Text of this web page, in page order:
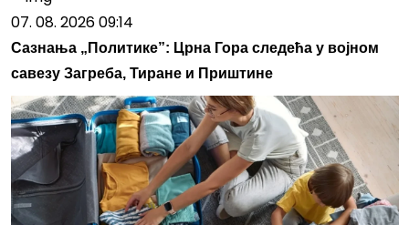
07. 08. 2026 09:14
Сазнања „Политике”: Црна Гора следећа у војном
савезу Загреба, Тиране и Приштине